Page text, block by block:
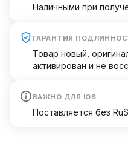
Наличными при
ГАРАНТИЯ
Товар новый,
активирован и не
ВАЖНО ДЛЯ IOS
Поставляется без